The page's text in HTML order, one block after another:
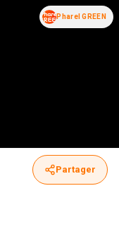
Pharel GREEN
Partager